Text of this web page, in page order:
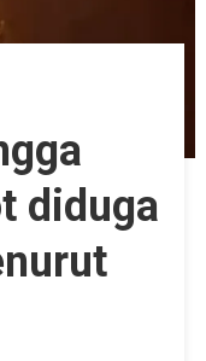
diduga